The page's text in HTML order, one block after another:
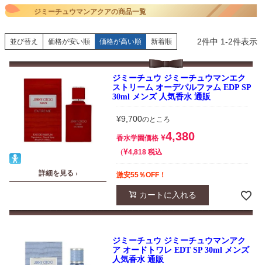
ジミーチュウマンアクアの商品一覧
並び替え 価格が安い順 価格が高い順 新着順 2件中 1-2件表示
詳細を見る ›
ジミーチュウ ジミーチュウマンエク
ストリーム オーデパルファム EDP SP
30ml メンズ 人気香水 通販
¥9,700のところ
香水学園価格 ¥4,380
¥4,818 税込
激安55％OFF！
カートに入れる
ジミーチュウ ジミーチュウマンアク
ア オードトワレ EDT SP 30ml メンズ
人気香水 通販